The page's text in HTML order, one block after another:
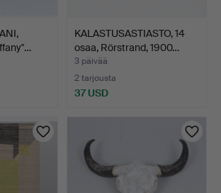
KALASTUSASTIASTO, 14
osaa, Rörstrand, 1900…
3 päivää
2 tarjousta
37 USD